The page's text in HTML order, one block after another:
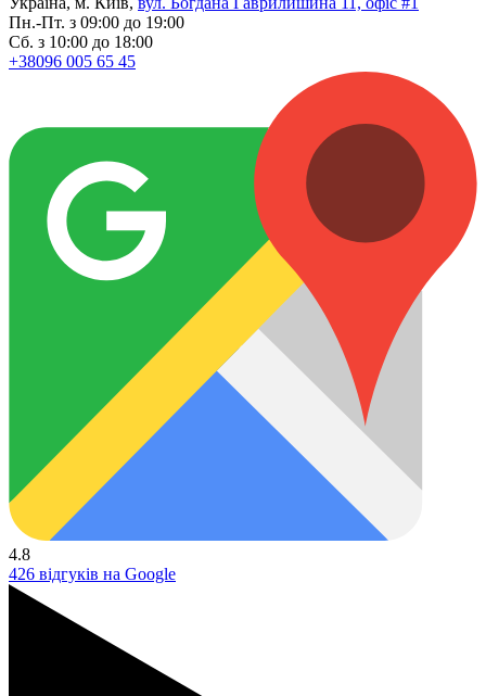
Пн.-Пт. з 09:00 до 19:00
Сб. з 10:00 до 18:00
+38096 005 65 45
4.8
426 відгуків на Google